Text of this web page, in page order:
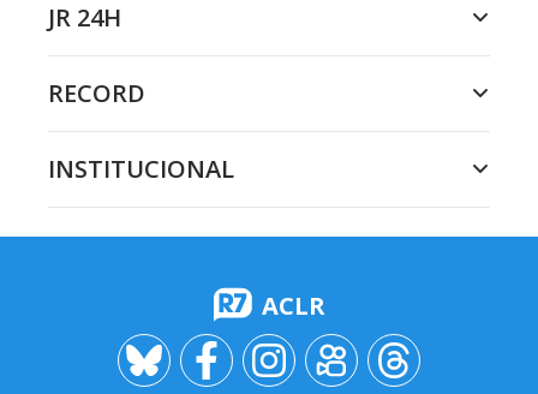
JR 24H
RECORD
INSTITUCIONAL
ACLR